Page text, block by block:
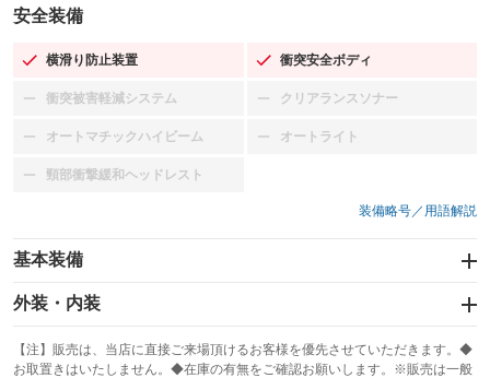
安全装備
横滑り防止装置
：装備あり 衝突安全ボディ
：装備あり
衝突被害軽減システム
：装備なし クリアランスソナー
：装備なし
オートマチックハイビーム
：装備なし オートライト
：装備なし
頸部衝撃緩和ヘッドレスト
：装備なし
装備略号／用語解説
基本装備
エアバッグ：運転席/助手席
：装備あり
：装備あり
外装・内装
カーナビ：メモリーナビ他
：装備あり
【注】販売は、当店に直接ご来場頂けるお客様を優先させていただきます。◆
お取置きはいたしません。◆在庫の有無をご確認お願いします。※販売は一般